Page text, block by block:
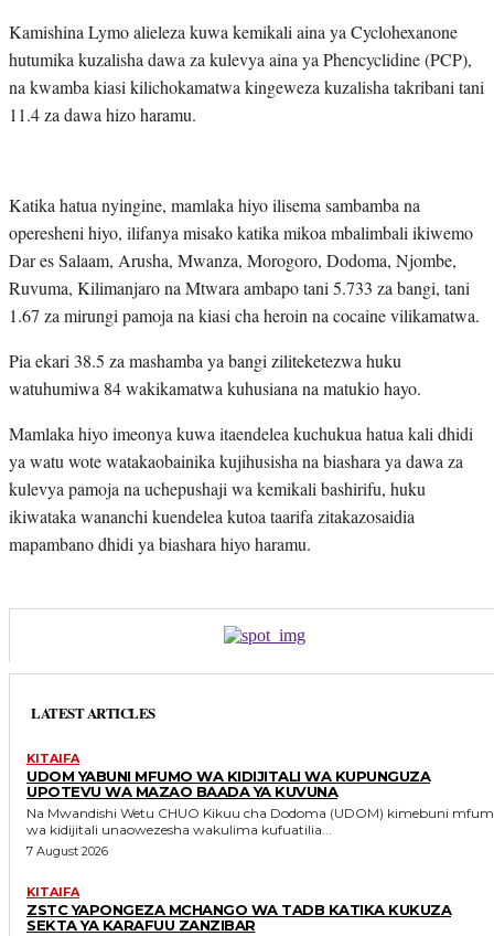
Kamishina Lymo alieleza kuwa kemikali aina ya Cyclohexanone
hutumika kuzalisha dawa za kulevya aina ya Phencyclidine (PCP),
na kwamba kiasi kilichokamatwa kingeweza kuzalisha takribani tani
11.4 za dawa hizo haramu.
Katika hatua nyingine, mamlaka hiyo ilisema sambamba na
operesheni hiyo, ilifanya misako katika mikoa mbalimbali ikiwemo
Dar es Salaam, Arusha, Mwanza, Morogoro, Dodoma, Njombe,
Ruvuma, Kilimanjaro na Mtwara ambapo tani 5.733 za bangi, tani
1.67 za mirungi pamoja na kiasi cha heroin na cocaine vilikamatwa.
Pia ekari 38.5 za mashamba ya bangi ziliteketezwa huku
watuhumiwa 84 wakikamatwa kuhusiana na matukio hayo.
Mamlaka hiyo imeonya kuwa itaendelea kuchukua hatua kali dhidi
ya watu wote watakaobainika kujihusisha na biashara ya dawa za
kulevya pamoja na uchepushaji wa kemikali bashirifu, huku
ikiwataka wananchi kuendelea kutoa taarifa zitakazosaidia
mapambano dhidi ya biashara hiyo haramu.
LATEST ARTICLES
KITAIFA
UDOM YABUNI MFUMO WA KIDIJITALI WA KUPUNGUZA
UPOTEVU WA MAZAO BAADA YA KUVUNA
Na Mwandishi Wetu CHUO Kikuu cha Dodoma (UDOM) kimebuni mfumo
wa kidijitali unaowezesha wakulima kufuatilia...
7 August 2026
KITAIFA
ZSTC YAPONGEZA MCHANGO WA TADB KATIKA KUKUZA
SEKTA YA KARAFUU ZANZIBAR